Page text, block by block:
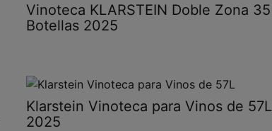
Vinoteca KLARSTEIN Doble Zona 35
Botellas 2025
Klarstein Vinoteca para Vinos de 57L
2025